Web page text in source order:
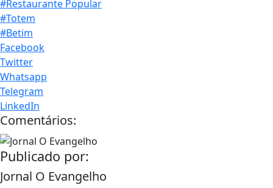
#Restaurante Popular
#Totem
#Betim
Facebook
Twitter
Whatsapp
Telegram
LinkedIn
Comentários:
Publicado por:
Jornal O Evangelho